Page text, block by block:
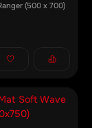
(500 х 700)